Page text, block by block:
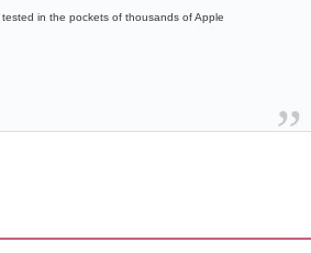
in the pockets of thousands of Apple